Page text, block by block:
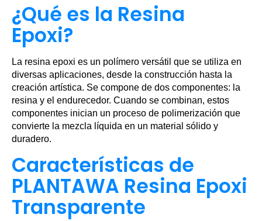
¿Qué es la Resina
Epoxi?
La resina epoxi es un polímero versátil que se utiliza en
diversas aplicaciones, desde la construcción hasta la
creación artística. Se compone de dos componentes: la
resina y el endurecedor. Cuando se combinan, estos
componentes inician un proceso de polimerización que
convierte la mezcla líquida en un material sólido y
duradero.
Características de
PLANTAWA Resina Epoxi
Transparente